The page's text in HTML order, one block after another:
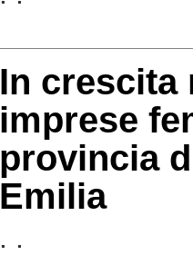
In crescita
imprese
provincia
Emilia
. .